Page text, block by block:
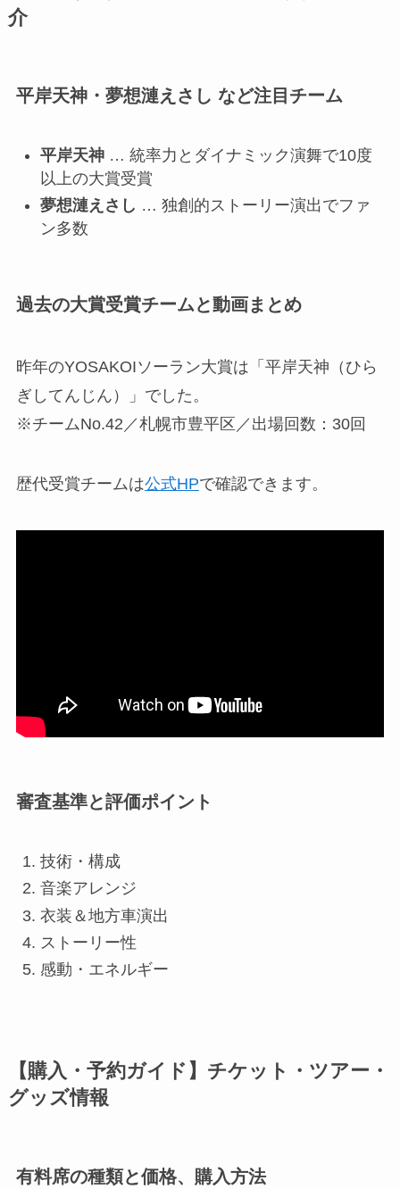
介
平岸天神・夢想漣えさし など注目チーム
平岸天神… 統率力とダイナミック演舞で10度
以上の大賞受賞
夢想漣えさし … 独創的ストーリー演出でファ
ン多数
過去の大賞受賞チームと動画まとめ
昨年のYOSAKOIソーラン大賞は「平岸天神（ひら
ぎしてんじん）」でした。
※チームNo.42／札幌市豊平区／出場回数：30回
歴代受賞チームは公式HPで確認できます。
審査基準と評価ポイント
技術・構成
音楽アレンジ
衣装＆地方車演出
ストーリー性
感動・エネルギー
【購入・予約ガイド】チケット・ツアー・
グッズ情報
有料席の種類と価格、購入方法